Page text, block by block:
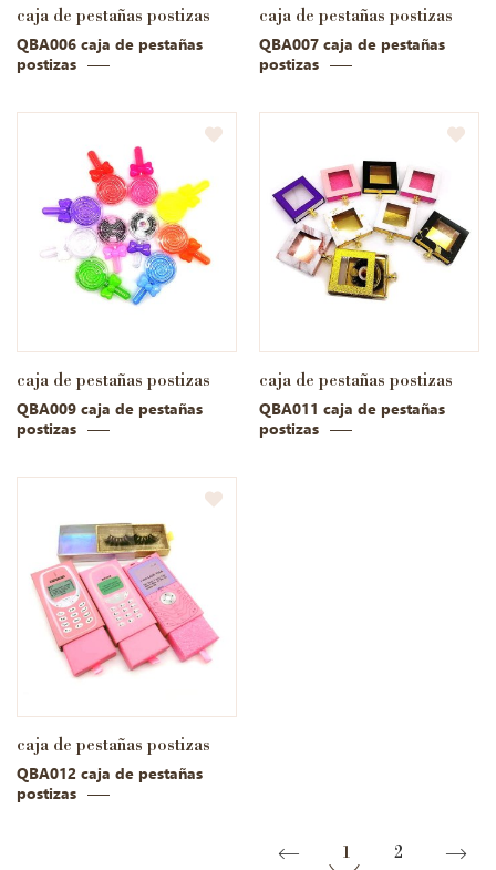
caja de pestañas postizas
QBA006 caja de pestañas
postizas
caja de pestañas postizas
QBA007 caja de pestañas
postizas
caja de pestañas postizas
QBA009 caja de pestañas
postizas
caja de pestañas postizas
QBA011 caja de pestañas
postizas
caja de pestañas postizas
QBA012 caja de pestañas
postizas
1 2